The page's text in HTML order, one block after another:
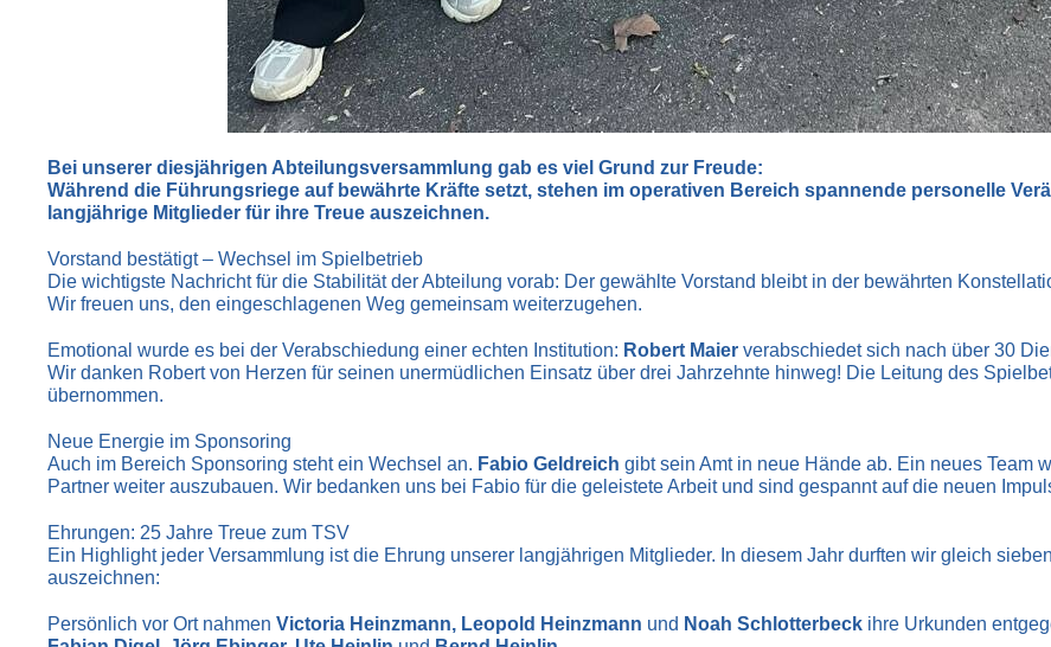
Bei unserer diesjährigen Abteilungsversammlung gab es viel Grund zur Freude:
Während die Führungsriege auf bewährte Kräfte setzt, stehen im operativen Bereich spannende personelle
langjährige Mitglieder für ihre Treue auszeichnen.
Vorstand bestätigt – Wechsel im Spielbetrieb
Die wichtigste Nachricht für die Stabilität der Abteilung vorab: Der gewählte Vorstand bleibt in der bewährten
Wir freuen uns, den eingeschlagenen Weg gemeinsam weiterzugehen.
Emotional wurde es bei der Verabschiedung einer echten Institution: Robert Maier verabschiedet sich nach über 30
Wir danken Robert von Herzen für seinen unermüdlichen Einsatz über drei Jahrzehnte hinweg! Die Leitung des
übernommen.
Neue Energie im Sponsoring
Auch im Bereich Sponsoring steht ein Wechsel an. Fabio Geldreich gibt sein Amt in neue Hände ab. Ein neues Team
Partner weiter auszubauen. Wir bedanken uns bei Fabio für die geleistete Arbeit und sind gespannt auf die neuen
Ehrungen: 25 Jahre Treue zum TSV
Ein Highlight jeder Versammlung ist die Ehrung unserer langjährigen Mitglieder. In diesem Jahr durften wir gleich
auszeichnen:
Persönlich vor Ort nahmen Victoria Heinzmann, Leopold Heinzmann und Noah Schlotterbeck ihre Urkunden